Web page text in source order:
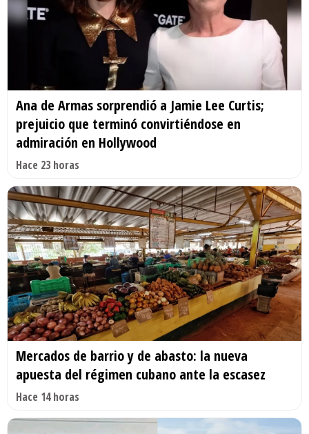
Ana de Armas sorprendió a Jamie Lee Curtis;
prejuicio que terminó convirtiéndose en
admiración en Hollywood
Hace 23 horas
Mercados de barrio y de abasto: la nueva
apuesta del régimen cubano ante la escasez
Hace 14 horas